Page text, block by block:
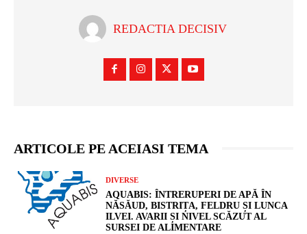
REDACTIA DECISIV
ARTICOLE PE ACEIASI TEMA
DIVERSE
AQUABIS: ÎNTRERUPERI DE APĂ ÎN
NĂSĂUD, BISTRIȚA, FELDRU ȘI LUNCA
ILVEI. AVARII ȘI NIVEL SCĂZUT AL
SURSEI DE ALIMENTARE